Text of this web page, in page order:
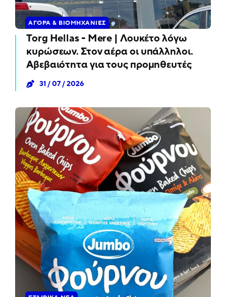
ΑΓΟΡΆ & ΒΙΟΜΗΧΑΝΊΕΣ
Torg Hellas - Mere | Λουκέτο λόγω
κυρώσεων. Στον αέρα οι υπάλληλοι.
Αβεβαιότητα για τους προμηθευτές
31 / 07 / 2026